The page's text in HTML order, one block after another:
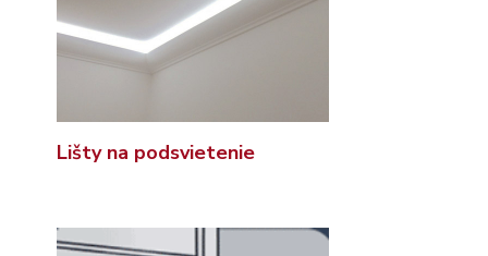
Lišty na podsvietenie